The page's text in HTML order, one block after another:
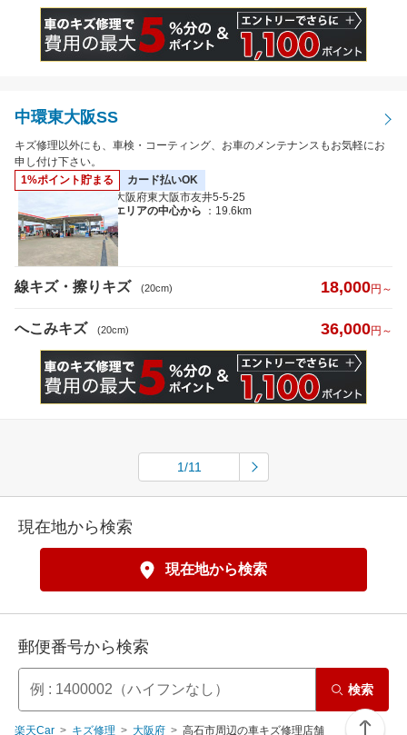
中環東大阪SS
キズ修理以外にも、車検・コーティング、お車のメンテナンスもお気軽にお
申し付け下さい。
1%ポイント貯まる
カード払いOK
大阪府東大阪市友井5-5-25
エリアの中心から
：19.6km
線キズ・擦りキズ (20cm) 18,000円～
へこみキズ (20cm) 36,000円～
1/11
現在地から検索
現在地から検索
郵便番号から検索
検索
楽天Car キズ修理 大阪府 高石市周辺の車キズ修理店舗